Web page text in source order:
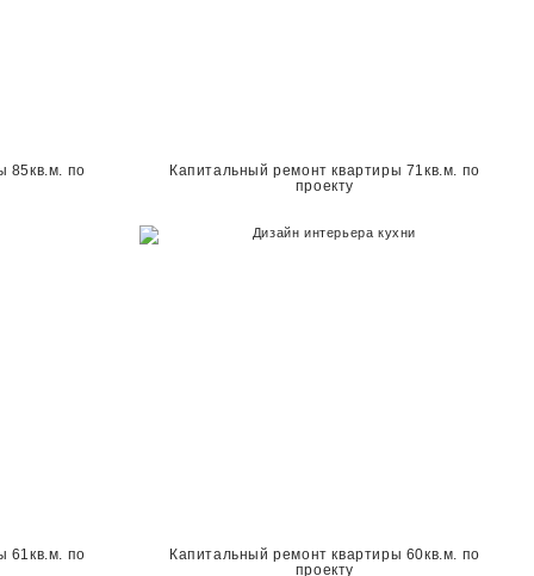
85кв.м. по
Капитальный ремонт квартиры 71кв.м. по
проекту
61кв.м. по
Капитальный ремонт квартиры 60кв.м. по
проекту